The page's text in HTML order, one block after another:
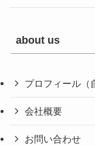
about us
プロフィール（
会社概要
お問い合わせ